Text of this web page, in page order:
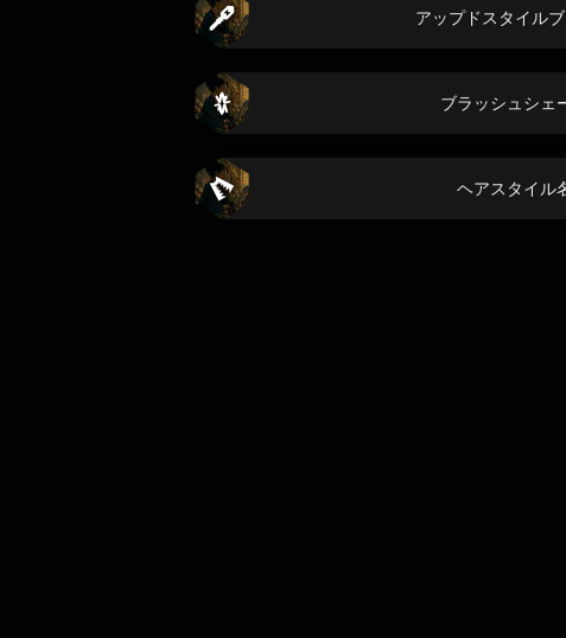
アップドスタイル
ブラッシュシェ
ヘアスタイル